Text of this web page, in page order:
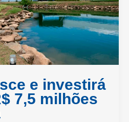
e investirá
7,5 milhões